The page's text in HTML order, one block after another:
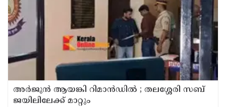
അര്‍ജുന്‍ ആയങ്കി റിമാന്‍ഡില്‍ ; തലശ്ശേരി സബ്
ജയിലിലേക്ക് മാറ്റും